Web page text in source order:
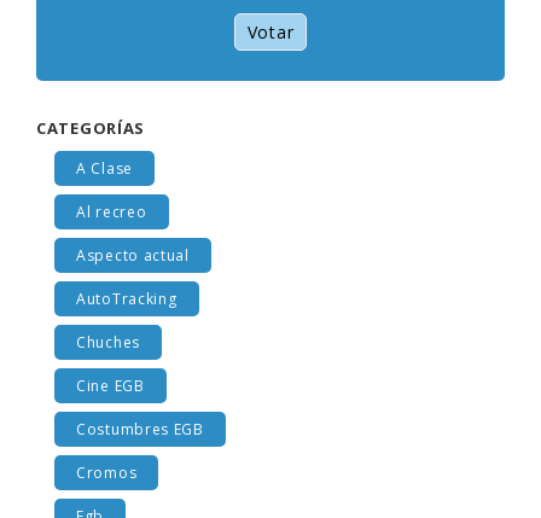
Votar
A Clase
Al recreo
Aspecto actual
AutoTracking
Chuches
Cine EGB
Costumbres EGB
Cromos